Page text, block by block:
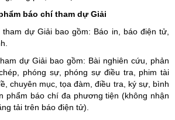
báo chí tham dự Giải
dự Giải bao gồm: Báo in, báo điện tử,
dự Giải bao gồm: Bài nghiên cứu, phản
phóng sự, phóng sự điều tra, phim tài
chuyên mục, tọa đàm, điều tra, ký sự, bình
phẩm báo chí đa phương tiện (không nhận
tải trên báo điện tử).